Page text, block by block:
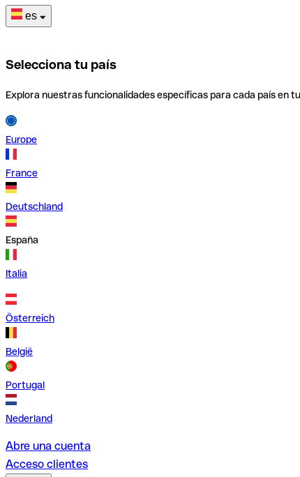
es
Selecciona tu país
Explora nuestras funcionalidades específicas para cada país en
Europe
France
Deutschland
España
Italia
Österreich
België
Portugal
Nederland
Abre una cuenta
Acceso clientes